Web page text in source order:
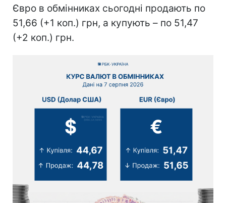
Євро в обмінниках сьогодні продають по
51,66 (+1 коп.) грн, а купують – по 51,47
(+2 коп.) грн.